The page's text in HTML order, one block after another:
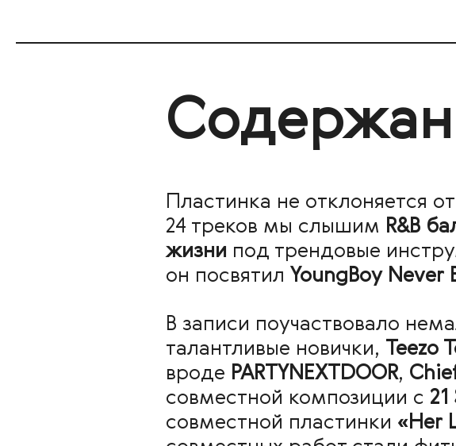
Пластинка не отклоняется
24 треков мы слышим R&B
жизни под трендовые
он посвятил YoungBoy Never
В записи поучаствовало
талантливые новички,
Teezo
вроде PARTYNEXTDOOR,
совместной композиции с 21
совместной пластинки «Her